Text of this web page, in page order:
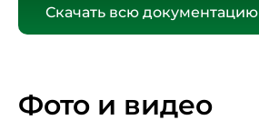
Скачать всю документацию
Фото и видео